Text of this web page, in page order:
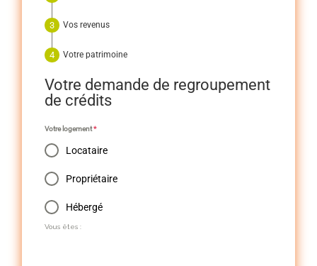
Vos revenus
Votre patrimoine
Votre demande de regroupement
de crédits
Votre logement*
Locataire
Propriétaire
Hébergé
Vous êtes :